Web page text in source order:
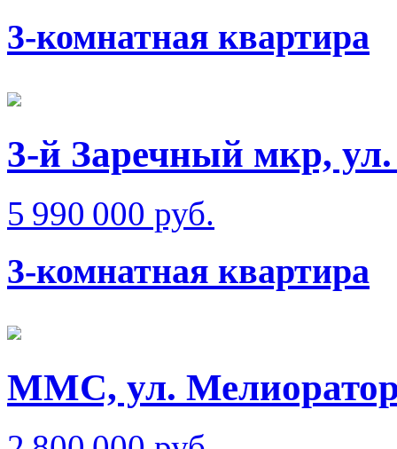
3-комнатная квартира
3-й Заречный мкр,
5 990 000 руб.
3-комнатная квартира
ММС, ул.